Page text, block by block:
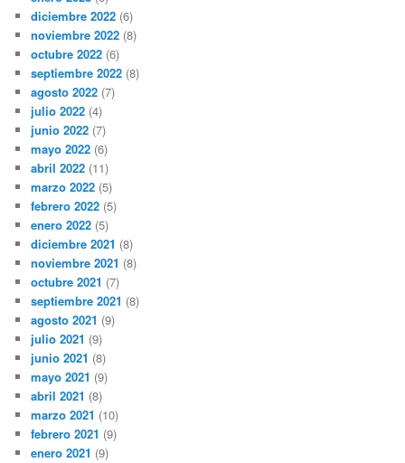
diciembre 2022 (6)
noviembre 2022 (8)
octubre 2022 (6)
septiembre 2022 (8)
agosto 2022 (7)
julio 2022 (4)
junio 2022 (7)
mayo 2022 (6)
abril 2022 (11)
marzo 2022 (5)
febrero 2022 (5)
enero 2022 (5)
diciembre 2021 (8)
noviembre 2021 (8)
octubre 2021 (7)
septiembre 2021 (8)
agosto 2021 (9)
julio 2021 (9)
junio 2021 (8)
mayo 2021 (9)
abril 2021 (8)
marzo 2021 (10)
febrero 2021 (9)
enero 2021 (9)